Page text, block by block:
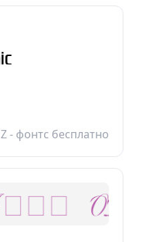
Z - фонтс бесплатно